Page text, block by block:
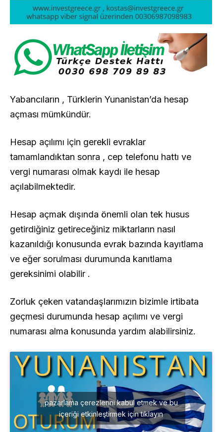
Yabancıların , Türklerin Yunanistan’da hesap
açması mümkündür.
Hesap açılımı için gerekli evraklar
tamamlandıktan sonra , cep telefonu hattı ve
vergi numarası olmak kaydı ile hesap
açılabilmektedir.
Hesap açmak dışında önemli olan tek husus
getirdiğiniz getireceğiniz miktarların nasıl
kazanıldığı konusunda evrak bazında kayıtlama
ve eğer sorulması durumunda kanıtlama
gereksinimi olabilir .
Zorluk çeken vatandaşlarımızın bizimle irtibata
geçmesi durumunda hesap açılımı ve vergi
numarası alma konusunda yardım alabilirsiniz.
pazarlama çerezlerini kabul etmek ve bu
içeriği etkinleştirmek için tıklayın